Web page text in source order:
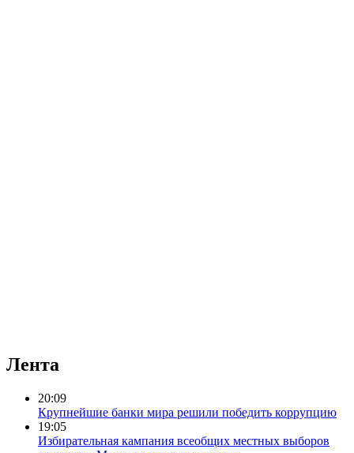
Лента
20:09
Крупнейшие банки мира решили победить коррупцию
19:05
Избирательная кампания всеобщих местных выборов